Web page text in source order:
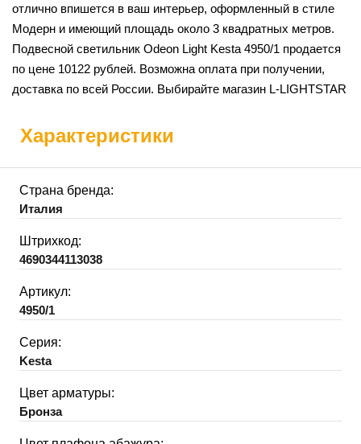
отлично впишется в ваш интерьер, оформленный в стиле
Модерн и имеющий площадь около 3 квадратных метров.
Подвесной светильник Odeon Light Kesta 4950/1 продается
по цене 10122 рублей. Возможна оплата при получении,
доставка по всей России. Выбирайте магазин L-LIGHTSTAR
Характеристики
Страна бренда:
Италия
Штрихкод:
4690344113038
Артикул:
4950/1
Серия:
Kesta
Цвет арматуры:
Бронза